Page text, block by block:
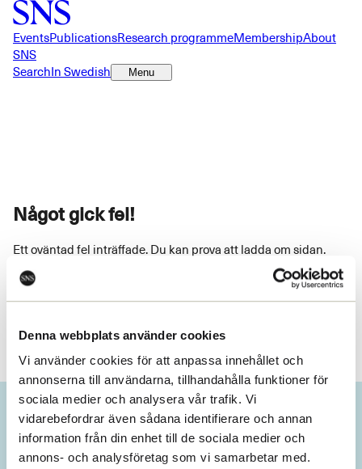
Denna webbplats använder cookies
Vi använder cookies för att anpassa innehållet och
annonserna till användarna, tillhandahålla funktioner för
sociala medier och analysera vår trafik. Vi
vidarebefordrar även sådana identifierare och annan
information från din enhet till de sociala medier och
annons- och analysföretag som vi samarbetar med.
EventsPublicationsResearch programmeMembershipAbout
SNS
SearchIn Swedish Menu
Något gick fel!
Ett oväntad fel inträffade. Du kan prova att ladda om sidan.
Subscribe to our Newsletter